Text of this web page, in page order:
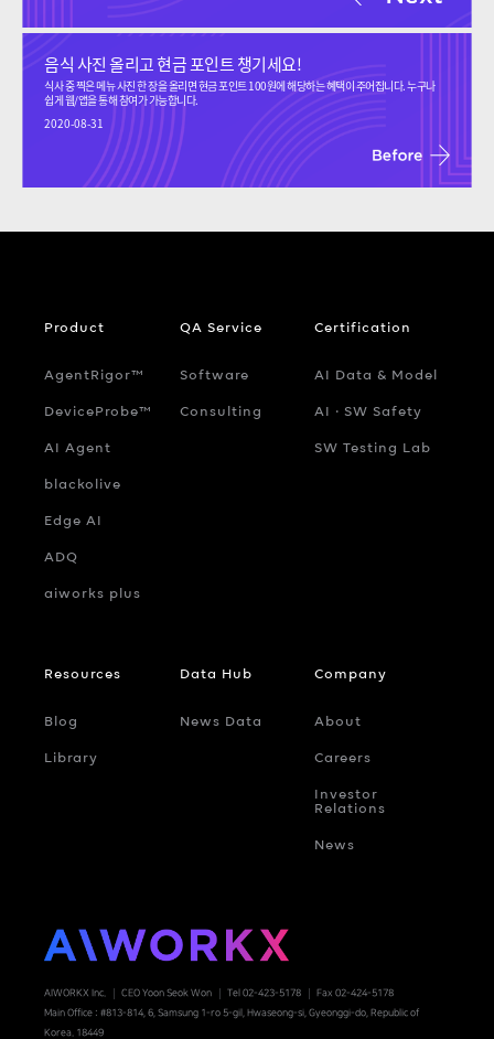
음식 사진 올리고 현금 포인트 챙기세요!
식사 중 찍은 메뉴 사진 한 장을 올리면 현금 포인트 100원에 해당하는 혜택이 주어집니다. 누구나
쉽게 웹/앱을 통해 참여가 가능합니다.
2020-08-31
AIWORKX Inc. CEO Yoon Seok Won Tel 02-423-5178
Fax 02-424-5178
Main Office : #813-814, 6, Samsung 1-ro 5-gil, Hwaseong-si, Gyeonggi-do, Republic of
Korea. 18449
Product
AgentRigor™
DeviceProbe™
AI Agent
blackolive
Edge AI
ADQ
aiworks plus
QA Service
Software
Consulting
Certification
AI Data & Model
AI ‧ SW Safety
SW Testing Lab
Resources
Blog
Library
Data Hub
News Data
Company
About
Careers
Investor
Relations
News